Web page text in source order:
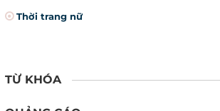
Thời trang nữ
TỪ KHÓA